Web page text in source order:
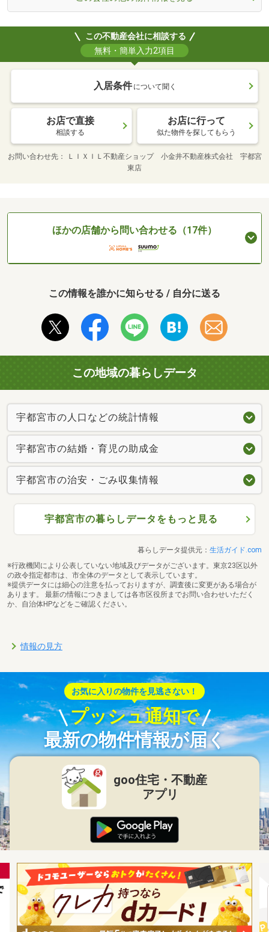
この不動産会社に相談する
無料・簡単入力2項目
入居条件 について聞く
お店で直接
相談する
お店に行って
似た物件を探してもらう
お問い合わせ先
ＬＩＸＩＬ不動産ショップ 小金井不動産株式会社 宇都宮
東店
ほかの店舗から問い合わせる（17件）
この情報を誰かに知らせる / 自分に送る
この地域の暮らしデータ
宇都宮市の人口などの統計情報
宇都宮市の結婚・育児の助成金
宇都宮市の治安・ごみ収集情報
宇都宮市の暮らしデータをもっと見る
暮らしデータ提供元： 生活ガイド.com
※行政機関により公表していない地域及びデータがございます。東京23区以外
の政令指定都市は、市全体のデータとして表示しています。
※提供データには細心の注意を払っておりますが、調査後に変更がある場合が
あります。 最新の情報につきましては各市区役所までお問い合わせいただく
か、自治体HPなどをご確認ください。
情報の見方
お気に入りの物件を見逃さない！
プッシュ通知で
最新の物件情報が届く
goo住宅・不動産
アプリ